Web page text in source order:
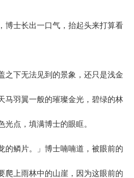
士长出一口气，抬起头来打算看
下无法见到的景象，还只是浅金
马羽翼一般的璀璨金光，碧绿的林
光点，填满博士的眼眶。
鳞片。」博士喃喃道，被眼前的
爬上雨林中的山崖，因为这眼前的